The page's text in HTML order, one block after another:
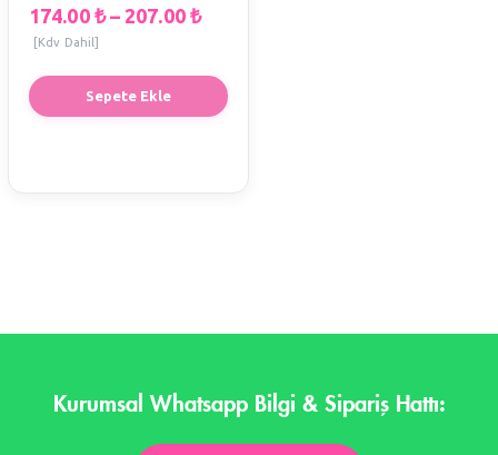
Sepete Ekle
174.00 ₺ – 207.00 ₺
[Kdv Dahil]
Kurumsal Whatsapp Bilgi & Sipariş Hattı: